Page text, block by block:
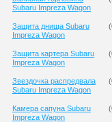
Subaru Impreza Wagon
Защита днища Subaru
Impreza Wagon
(
Защита картера Subaru
Impreza Wagon
(
Звездочка распредвала
Subaru Impreza Wagon
(
Камера сапуна Subaru
Impreza Wagon
(